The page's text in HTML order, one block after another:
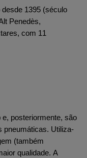
1395 (século
Penedès,
com 11
posteriormente, são
pneumáticas. Utiliza-
(também
qualidade. A